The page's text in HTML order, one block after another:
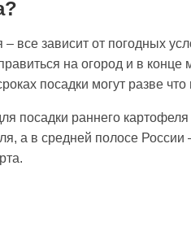
все зависит от погодных
на огород и в
посадки могут разве что
посадки раннего
а в средней полосе России